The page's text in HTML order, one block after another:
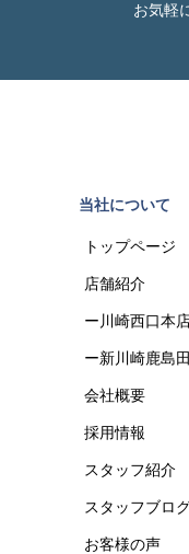
お気軽
当社について
トップページ
店舗紹介
ー川崎西口本
ー新川崎鹿島
会社概要
採用情報
スタッフ紹介
スタッフブロ
お客様の声